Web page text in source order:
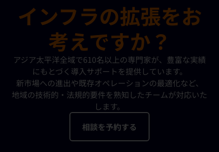
インフラの拡張をお
考えですか？
アジア太平洋全域で610名以上の専門家が、豊富な実績
にもとづく導入サポートを提供しています。
新市場への進出や既存オペレーションの最適化など、
地域の技術的・法規的要件を熟知したチームが対応いた
します。
相談を予約する